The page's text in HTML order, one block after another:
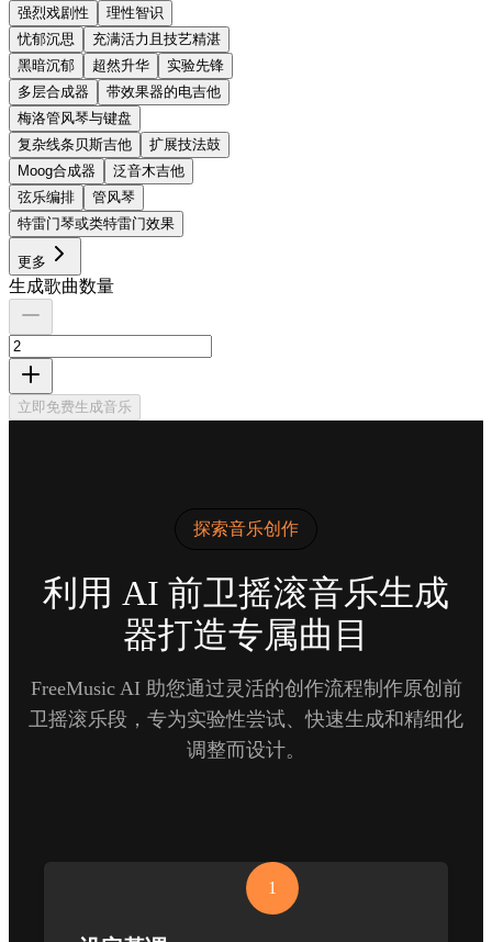
强烈戏剧性
理性智识
忧郁沉思
充满活力且技艺精湛
黑暗沉郁
超然升华
实验先锋
多层合成器
带效果器的电吉他
梅洛管风琴与键盘
复杂线条贝斯吉他
扩展技法鼓
Moog合成器
泛音木吉他
弦乐编排
管风琴
特雷门琴或类特雷门效果
更多
生成歌曲数量
立即免费生成音乐
探索音乐创作
利用 AI 前卫摇滚音乐生成
器打造专属曲目
FreeMusic AI 助您通过灵活的创作流程制作原创前
卫摇滚乐段，专为实验性尝试、快速生成和精细化
调整而设计。
1